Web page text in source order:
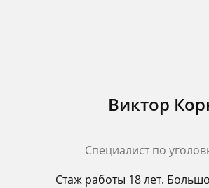
Виктор
Cпециалист по
Стаж работы 18 лет.